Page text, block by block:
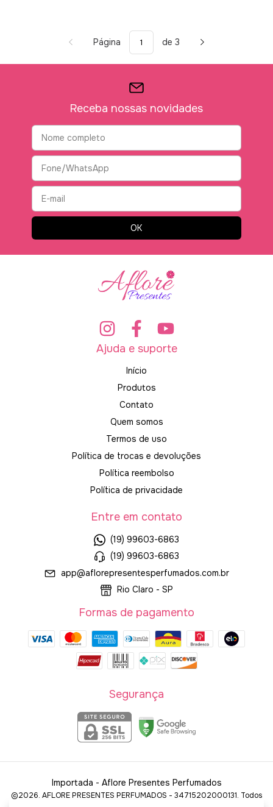
Página de 3
Receba nossas novidades
Ajuda e suporte
Início
Produtos
Contato
Quem somos
Termos de uso
Política de trocas e devoluções
Política reembolso
Política de privacidade
Entre em contato
(19) 99603-6863
(19) 99603-6863
app@aflorepresentesperfumados.com.br
Rio Claro - SP
Formas de pagamento
Segurança
Importada - Aflore Presentes Perfumados
©2026. AFLORE PRESENTES PERFUMADOS - 34715202000131. Todos